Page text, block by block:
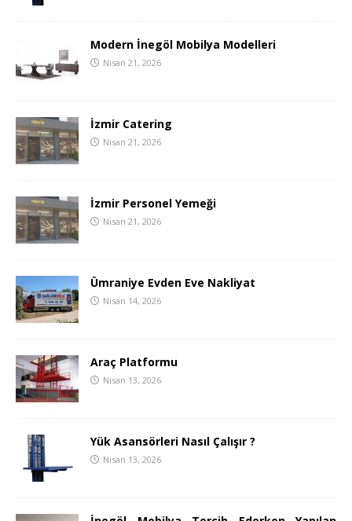
Modern İnegöl Mobilya Modelleri
Nisan 21, 2026
İzmir Catering
Nisan 21, 2026
İzmir Personel Yemeği
Nisan 21, 2026
Ümraniye Evden Eve Nakliyat
Nisan 14, 2026
Araç Platformu
Nisan 13, 2026
Yük Asansörleri Nasıl Çalışır ?
Nisan 13, 2026